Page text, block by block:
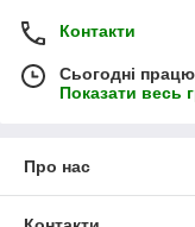
Контакти
Сьогодні
Показати весь
Про нас